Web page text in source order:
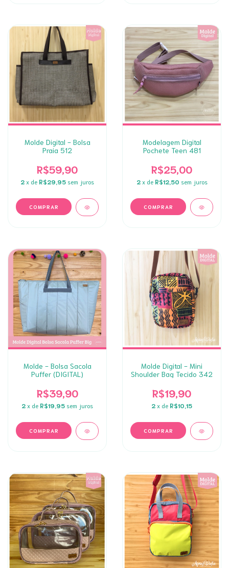
Molde Digital - Bolsa
Praia 512
R$59,90
2 x de R$29,95 sem juros
Modelagem Digital
Pochete Teen 481
R$25,00
2 x de R$12,50 sem juros
Molde - Bolsa Sacola
Puffer (DIGITAL)
R$39,90
2 x de R$19,95 sem juros
Molde Digital - Mini
Shoulder Bag Tecido 342
R$19,90
2 x de R$10,15